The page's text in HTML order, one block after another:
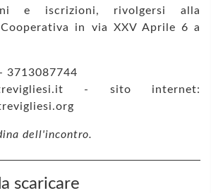
e iscrizioni, rivolgersi alla
in via XXV Aprile 6 a
3713087744
- sito internet:
dell'incontro.
scaricare